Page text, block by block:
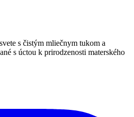
s čistým mliečnym tukom a
s úctou k prirodzenosti materského